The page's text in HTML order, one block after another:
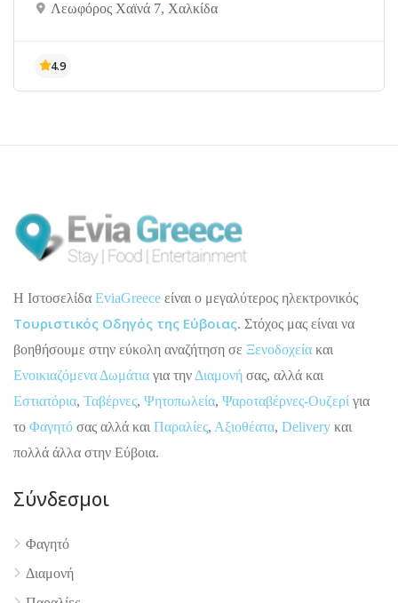
Λεωφόρος Χαϊνά 7, Χαλκίδα
H Ιστοσελίδα EviaGreece είναι ο μεγαλύτερος ηλεκτρονικός
Τουριστικός Οδηγός της Εύβοιας. Στόχος μας είναι να
βοηθήσουμε στην εύκολη αναζήτηση σε Ξενοδοχεία και
Ενοικιαζόμενα Δωμάτια για την Διαμονή σας, αλλά και
Εστιατόρια, Ταβέρνες, Ψητοπωλεία, Ψαροταβέρνες-Ουζερί για
το Φαγητό σας αλλά και Παραλίες, Αξιοθέατα, Delivery και
πολλά άλλα στην Εύβοια.
Σύνδεσμοι
Φαγητό
Διαμονή